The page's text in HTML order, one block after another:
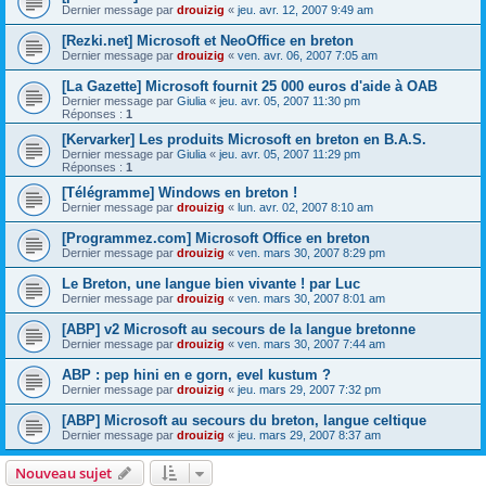
Dernier message par drouizig « jeu. avr. 12, 2007 9:49 am
[Rezki.net] Microsoft et NeoOffice en breton
Dernier message par drouizig « ven. avr. 06, 2007 7:05 am
[La Gazette] Microsoft fournit 25 000 euros d'aide à OAB
Dernier message par Giulia « jeu. avr. 05, 2007 11:30 pm
Réponses : 1
[Kervarker] Les produits Microsoft en breton en B.A.S.
Dernier message par Giulia « jeu. avr. 05, 2007 11:29 pm
Réponses : 1
[Télégramme] Windows en breton !
Dernier message par drouizig « lun. avr. 02, 2007 8:10 am
[Programmez.com] Microsoft Office en breton
Dernier message par drouizig « ven. mars 30, 2007 8:29 pm
Le Breton, une langue bien vivante ! par Luc
Dernier message par drouizig « ven. mars 30, 2007 8:01 am
[ABP] v2 Microsoft au secours de la langue bretonne
Dernier message par drouizig « ven. mars 30, 2007 7:44 am
ABP : pep hini en e gorn, evel kustum ?
Dernier message par drouizig « jeu. mars 29, 2007 7:32 pm
[ABP] Microsoft au secours du breton, langue celtique
Dernier message par drouizig « jeu. mars 29, 2007 8:37 am
Nouveau sujet